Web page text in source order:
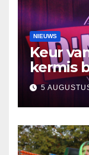
NIEUWS
Keur
kermis
5